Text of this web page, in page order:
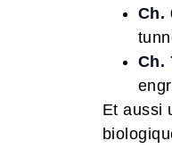
Ch.
Ch.
Et aussi